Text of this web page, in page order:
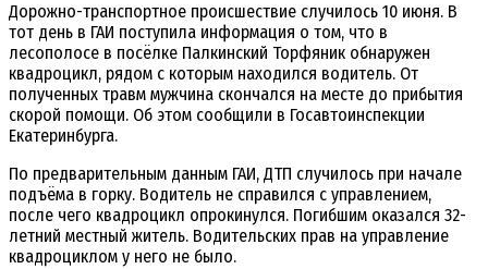
Дорожно-транспортное происшествие случилось 10 июня. В
тот день в ГАИ поступила информация о том, что в
лесополосе в посёлке Палкинский Торфяник обнаружен
квадроцикл, рядом с которым находился водитель. От
полученных травм мужчина скончался на месте до прибытия
скорой помощи. Об этом сообщили в Госавтоинспекции
Екатеринбурга.
По предварительным данным ГАИ, ДТП случилось при начале
подъёма в горку. Водитель не справился с управлением,
после чего квадроцикл опрокинулся. Погибшим оказался 32-
летний местный житель. Водительских прав на управление
квадроциклом у него не было.